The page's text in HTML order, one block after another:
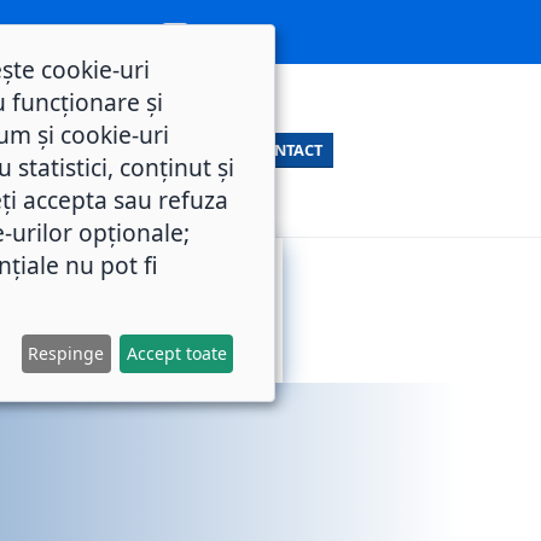
CONTACT
cookie-uri
funcționare și
și cookie-uri
statistici, conținut și
accepta sau refuza
urilor opționale;
nu pot fi
Respinge Accept toate